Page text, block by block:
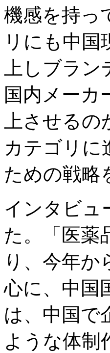
機感を持っ
リにも中
上しブラ
国内メーカ
上させる
カテゴリに
ための戦略
インタビュ
た。「医薬
り、今年
心に、中国
は、中国で
ような体制